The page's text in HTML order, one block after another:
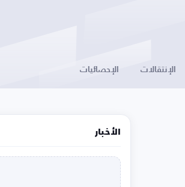
الإنتقالات الإحصائيات
الأخبار